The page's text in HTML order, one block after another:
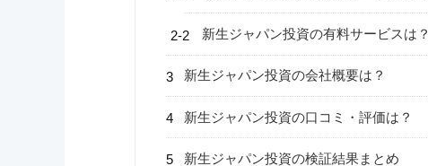
新生ジャパン投資の有料サービスは？
新生ジャパン投資の会社概要は？
新生ジャパン投資の口コミ・評価は？
新生ジャパン投資の検証結果まとめ